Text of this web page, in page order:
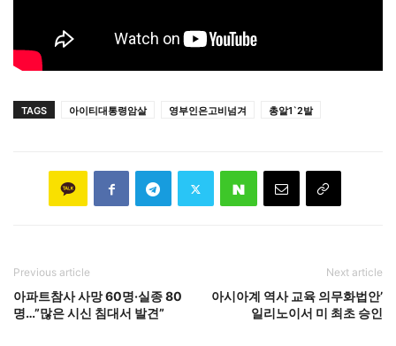
TAGS 아이티대통령암살 영부인은고비넘겨 총알1`2발
Previous article
아파트참사 사망 60명·실종 80
명…”많은 시신 침대서 발견”
Next article
아시아계 역사 교육 의무화법안’
일리노이서 미 최초 승인